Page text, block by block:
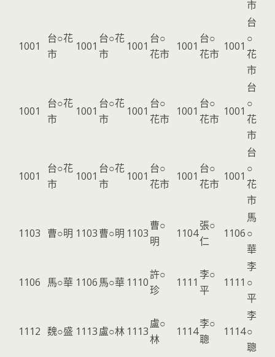
市
1001
台○花
市
1001
台○花
市
1001
台○
花市
1001
台○
花市
1001
台
○
花
市
1001
台○花
市
1001
台○花
市
1001
台○
花市
1001
台○
花市
1001
台
○
花
市
1001
台○花
市
1001
台○花
市
1001
台○
花市
1001
台○
花市
1001
台
○
花
市
1103 曹○明 1103曹○明 1103
曹○
明
1104
張○
仁
1106
馬
○
華
1106 馬○華 1106馬○華 1110
許○
珍
1111
李○
平
1111
李
○
平
1112 魏○盛 1113盧○林 1113
盧○
林
1114
李○
聰
1114
李
○
聰